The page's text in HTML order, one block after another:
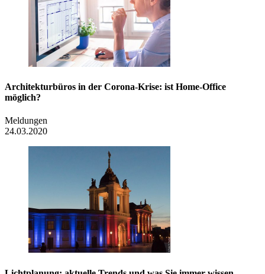
Architekturbüros in der Corona-Krise: ist Home-Office
möglich?
Meldungen
24.03.2020